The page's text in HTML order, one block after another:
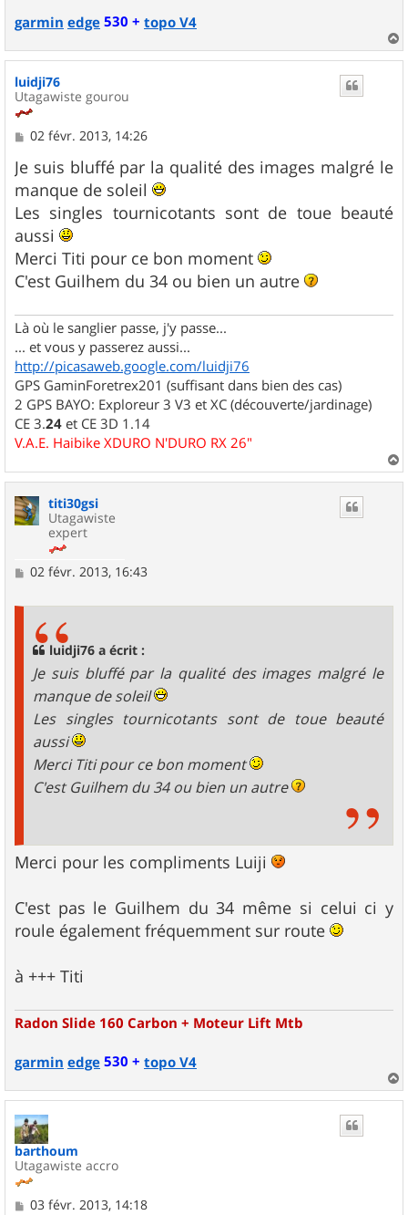
garmin edge530 + topo V4
a
luidji76
Utagawiste gourou
M
s
s
a
g
e
02 févr. 2013, 14:26
Je suis bluffé par la qualité des images malgré le
manque de soleil
Les singles tournicotants sont de toue beauté
aussi
Merci Titi pour ce bon moment
C'est Guilhem du 34 ou bien un autre
Là où le sanglier passe, j'y passe...
... et vous y passerez aussi...
http://picasaweb.google.com/luidji76
GPS GaminForetrex201 (suffisant dans bien des cas)
2 GPS BAYO: Exploreur 3 V3 et XC (découverte/jardinage)
CE 3.24 et CE 3D 1.14
V.A.E. Haibike XDURO N'DURO RX 26"
a
titi30gsi
Utagawiste
expert
M
02 févr. 2013, 16:43
luidji76 a écrit :
Je suis bluffé par la qualité des images malgré le
manque de soleil
Les singles tournicotants sont de toue beauté
aussi
Merci Titi pour ce bon moment
C'est Guilhem du 34 ou bien un autre
Merci pour les compliments Luiji
C'est pas le Guilhem du 34 même si celui ci y
roule également fréquemment sur route
à +++ Titi
Radon Slide 160 Carbon + Moteur Lift Mtb
garmin edge530 + topo V4
a
barthoum
Utagawiste accro
M
03 févr. 2013, 14:18